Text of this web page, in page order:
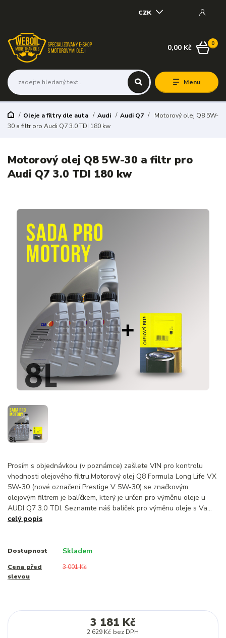
Menu
CZK
0
0,00 Kč
Oleje a filtry dle auta Audi Audi Q7
Motorový olej Q8 5W-
30 a filtr pro Audi Q7 3.0 TDI 180 kw
Motorový olej Q8 5W-30 a filtr pro
Audi Q7 3.0 TDI 180 kw
Prosím s objednávkou (v poznámce) zašlete VIN pro kontrolu
vhodnosti olejového filtru.Motorový olej Q8 Formula Long Life VX
5W-30 (nové označení Prestige V 5W-30) se značkovým
olejovým filtrem je balíčkem, který je určen pro výměnu oleje u
AUDI Q7 3.0 TDI. Seznamte náš balíček pro výměnu oleje s Va...
celý popis
Dostupnost Skladem
Cena před
slevou
3 001 Kč
3 181 Kč
2 629 Kč bez DPH